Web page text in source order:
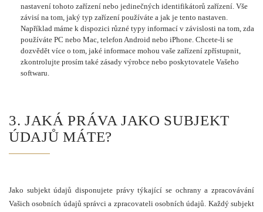
nastavení tohoto zařízení nebo jedinečných identifikátorů zařízení. Vše
závisí na tom, jaký typ zařízení používáte a jak je tento nastaven.
Například máme k dispozici různé typy informací v závislosti na tom, zda
používáte PC nebo Mac, telefon Android nebo iPhone. Chcete-li se
dozvědět více o tom, jaké informace mohou vaše zařízení zpřístupnit,
zkontrolujte prosím také zásady výrobce nebo poskytovatele Vašeho
softwaru.
3. JAKÁ PRÁVA JAKO SUBJEKT
ÚDAJŮ MÁTE?
Jako subjekt údajů disponujete právy týkající se ochrany a zpracovávání
Vašich osobních údajů správci a zpracovateli osobních údajů. Každý subjekt